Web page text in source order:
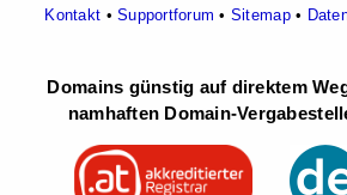
Kontakt •Supportforum • Sitemap•
Domains günstig auf direktem
namhaften Domain-